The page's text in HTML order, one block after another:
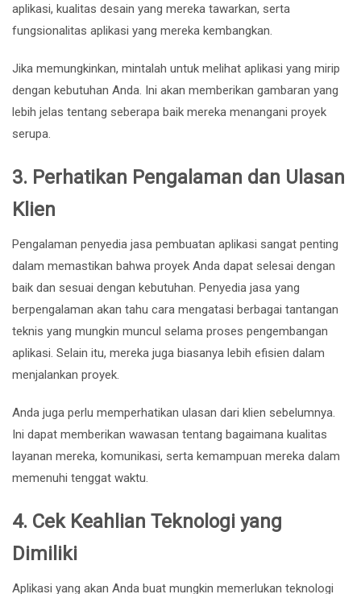
aplikasi, kualitas desain yang mereka tawarkan, serta
fungsionalitas aplikasi yang mereka kembangkan.
Jika memungkinkan, mintalah untuk melihat aplikasi yang mirip
dengan kebutuhan Anda. Ini akan memberikan gambaran yang
lebih jelas tentang seberapa baik mereka menangani proyek
serupa.
3. Perhatikan Pengalaman dan Ulasan
Klien
Pengalaman penyedia jasa pembuatan aplikasi sangat penting
dalam memastikan bahwa proyek Anda dapat selesai dengan
baik dan sesuai dengan kebutuhan. Penyedia jasa yang
berpengalaman akan tahu cara mengatasi berbagai tantangan
teknis yang mungkin muncul selama proses pengembangan
aplikasi. Selain itu, mereka juga biasanya lebih efisien dalam
menjalankan proyek.
Anda juga perlu memperhatikan ulasan dari klien sebelumnya.
Ini dapat memberikan wawasan tentang bagaimana kualitas
layanan mereka, komunikasi, serta kemampuan mereka dalam
memenuhi tenggat waktu.
4. Cek Keahlian Teknologi yang
Dimiliki
Aplikasi yang akan Anda buat mungkin memerlukan teknologi